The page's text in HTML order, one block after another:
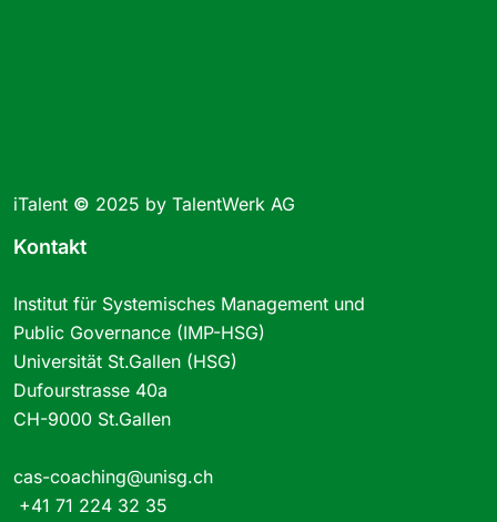
iTalent © 2025 by TalentWerk AG
Kontakt
Institut für Systemisches Management und
Public Governance (IMP-HSG)
Universität St.Gallen (HSG)
Dufourstrasse 40a
CH-9000 St.Gallen
cas-coaching@unisg.ch
+41 71 224 32 35